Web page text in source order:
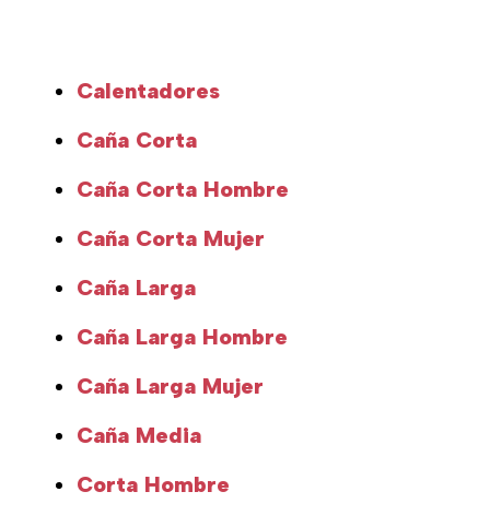
Calentadores
Caña Corta
Caña Corta Hombre
Caña Corta Mujer
Caña Larga
Caña Larga Hombre
Caña Larga Mujer
Caña Media
Corta Hombre